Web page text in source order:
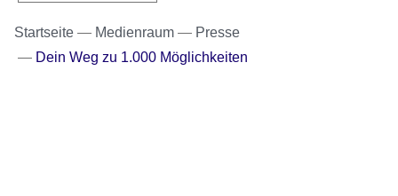
Startseite Medienraum
Presse
Dein Weg zu 1.000 Möglichkeiten